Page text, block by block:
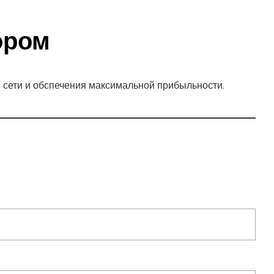
и обспечения максимальной прибыльности.